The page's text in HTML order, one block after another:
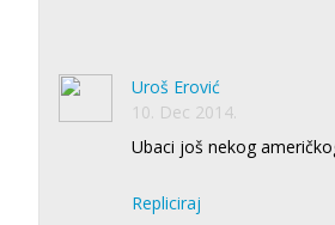
Uroš Erović
10. Dec 2014.
Ubaci još nekog
Repliciraj